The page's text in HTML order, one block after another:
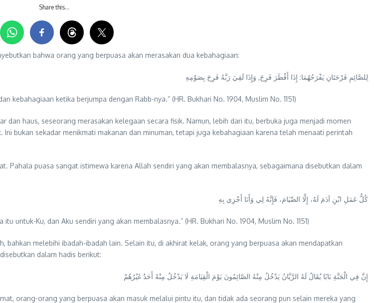
Share this…
bahwa orang yang berpuasa akan merasakan dua kebahagiaan:
لِلصَّائِمِ فَرْحَتَانِ يَفْرَحُهُمَا: إِذَا أَفْطَرَ فَرِحَ, وَإِذَا لَقِيَ رَبَّهُ فَرِحَ بِصَوْمِهِ
kebahagiaan ketika berjumpa dengan Rabb-nya.” (HR. Bukhari No. 1904, Muslim No. 1151)
haus, seseorang merasakan kelegaan secara fisik. Namun, lebih dari itu, berbuka juga menjadi momen
bukan sekadar menikmati makanan dan minuman, tetapi juga kebahagiaan karena telah menaati perintah
Pahala puasa sangat istimewa karena Allah sendiri yang akan membalasnya, sebagaimana disebutkan dalam
كُلُّ عَمَلِ ابْنِ آدَمَ لَهُ، إِلَّا الصِّيَامَ، فَإِنَّهُ لِي وَأَنَا أَجْزِي بِهِ
untuk-Ku, dan Aku sendiri yang akan membalasnya.” (HR. Bukhari No. 1904, Muslim No. 1151)
melebihi ibadah-ibadah lain. Selain itu, di akhirat kelak, orang yang berpuasa akan mendapatkan
dalam hadis berikut:
إِنَّ فِي الْجَنَّةِ بَابًا يُقَالُ لَهُ الرَّيَّانُ يَدْخُلُ مِنْهُ الصَّائِمُونَ يَوْمَ الْقِيَامَةِ لَا يَدْخُلُ مِنْهُ أَحَدٌ غَيْرُهُمْ
orang-orang yang berpuasa akan masuk melalui pintu itu, dan tidak ada seorang pun selain mereka yang